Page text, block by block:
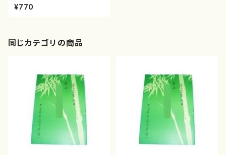
¥770
同じカテゴリの商品